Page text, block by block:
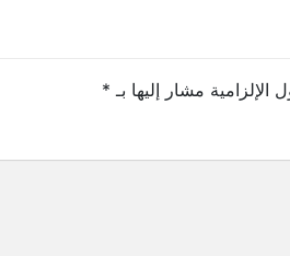
الإلزامية مشار إليها بـ *